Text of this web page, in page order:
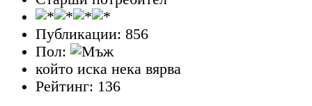
Публикации: 856
Пол:
който иска нека вярва
Рейтинг: 136